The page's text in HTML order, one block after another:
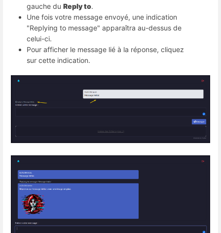
gauche du Reply to.
Une fois votre message envoyé, une indication
"Replying to message" apparaîtra au-dessus de
celui-ci.
Pour afficher le message lié à la réponse, cliquez
sur cette indication.